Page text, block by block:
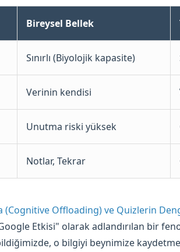
Bireysel Bellek
Sınırlı (Biyolojik kapasite)
Verinin kendisi
Unutma riski yüksek
Notlar, Tekrar
(Cognitive Offloading) ve Quizlerin
Etkisi" olarak adlandırılan bir
o bilgiyi beynimize